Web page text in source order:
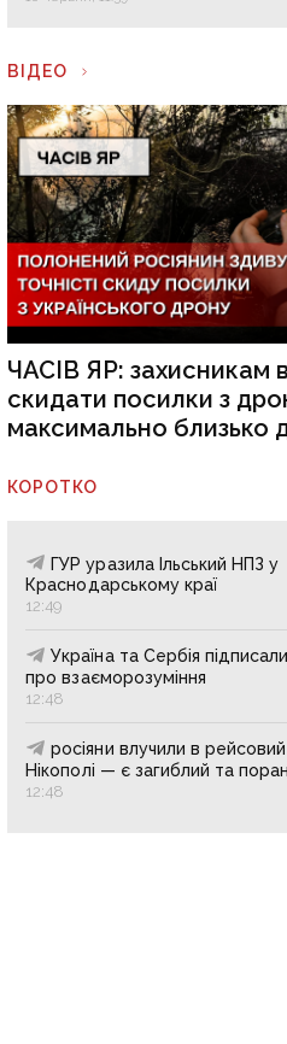
ВІДЕО
ЧАСІВ ЯР: захисникам
скидати посилки з
максимально близько
КОРОТКО
ГУР уразила Ільський НПЗ у
Краснодарському краї
12:49
Україна та Сербія
про взаєморозуміння
12:48
росіяни влучили в
Нікополі — є загиблий та
12:48